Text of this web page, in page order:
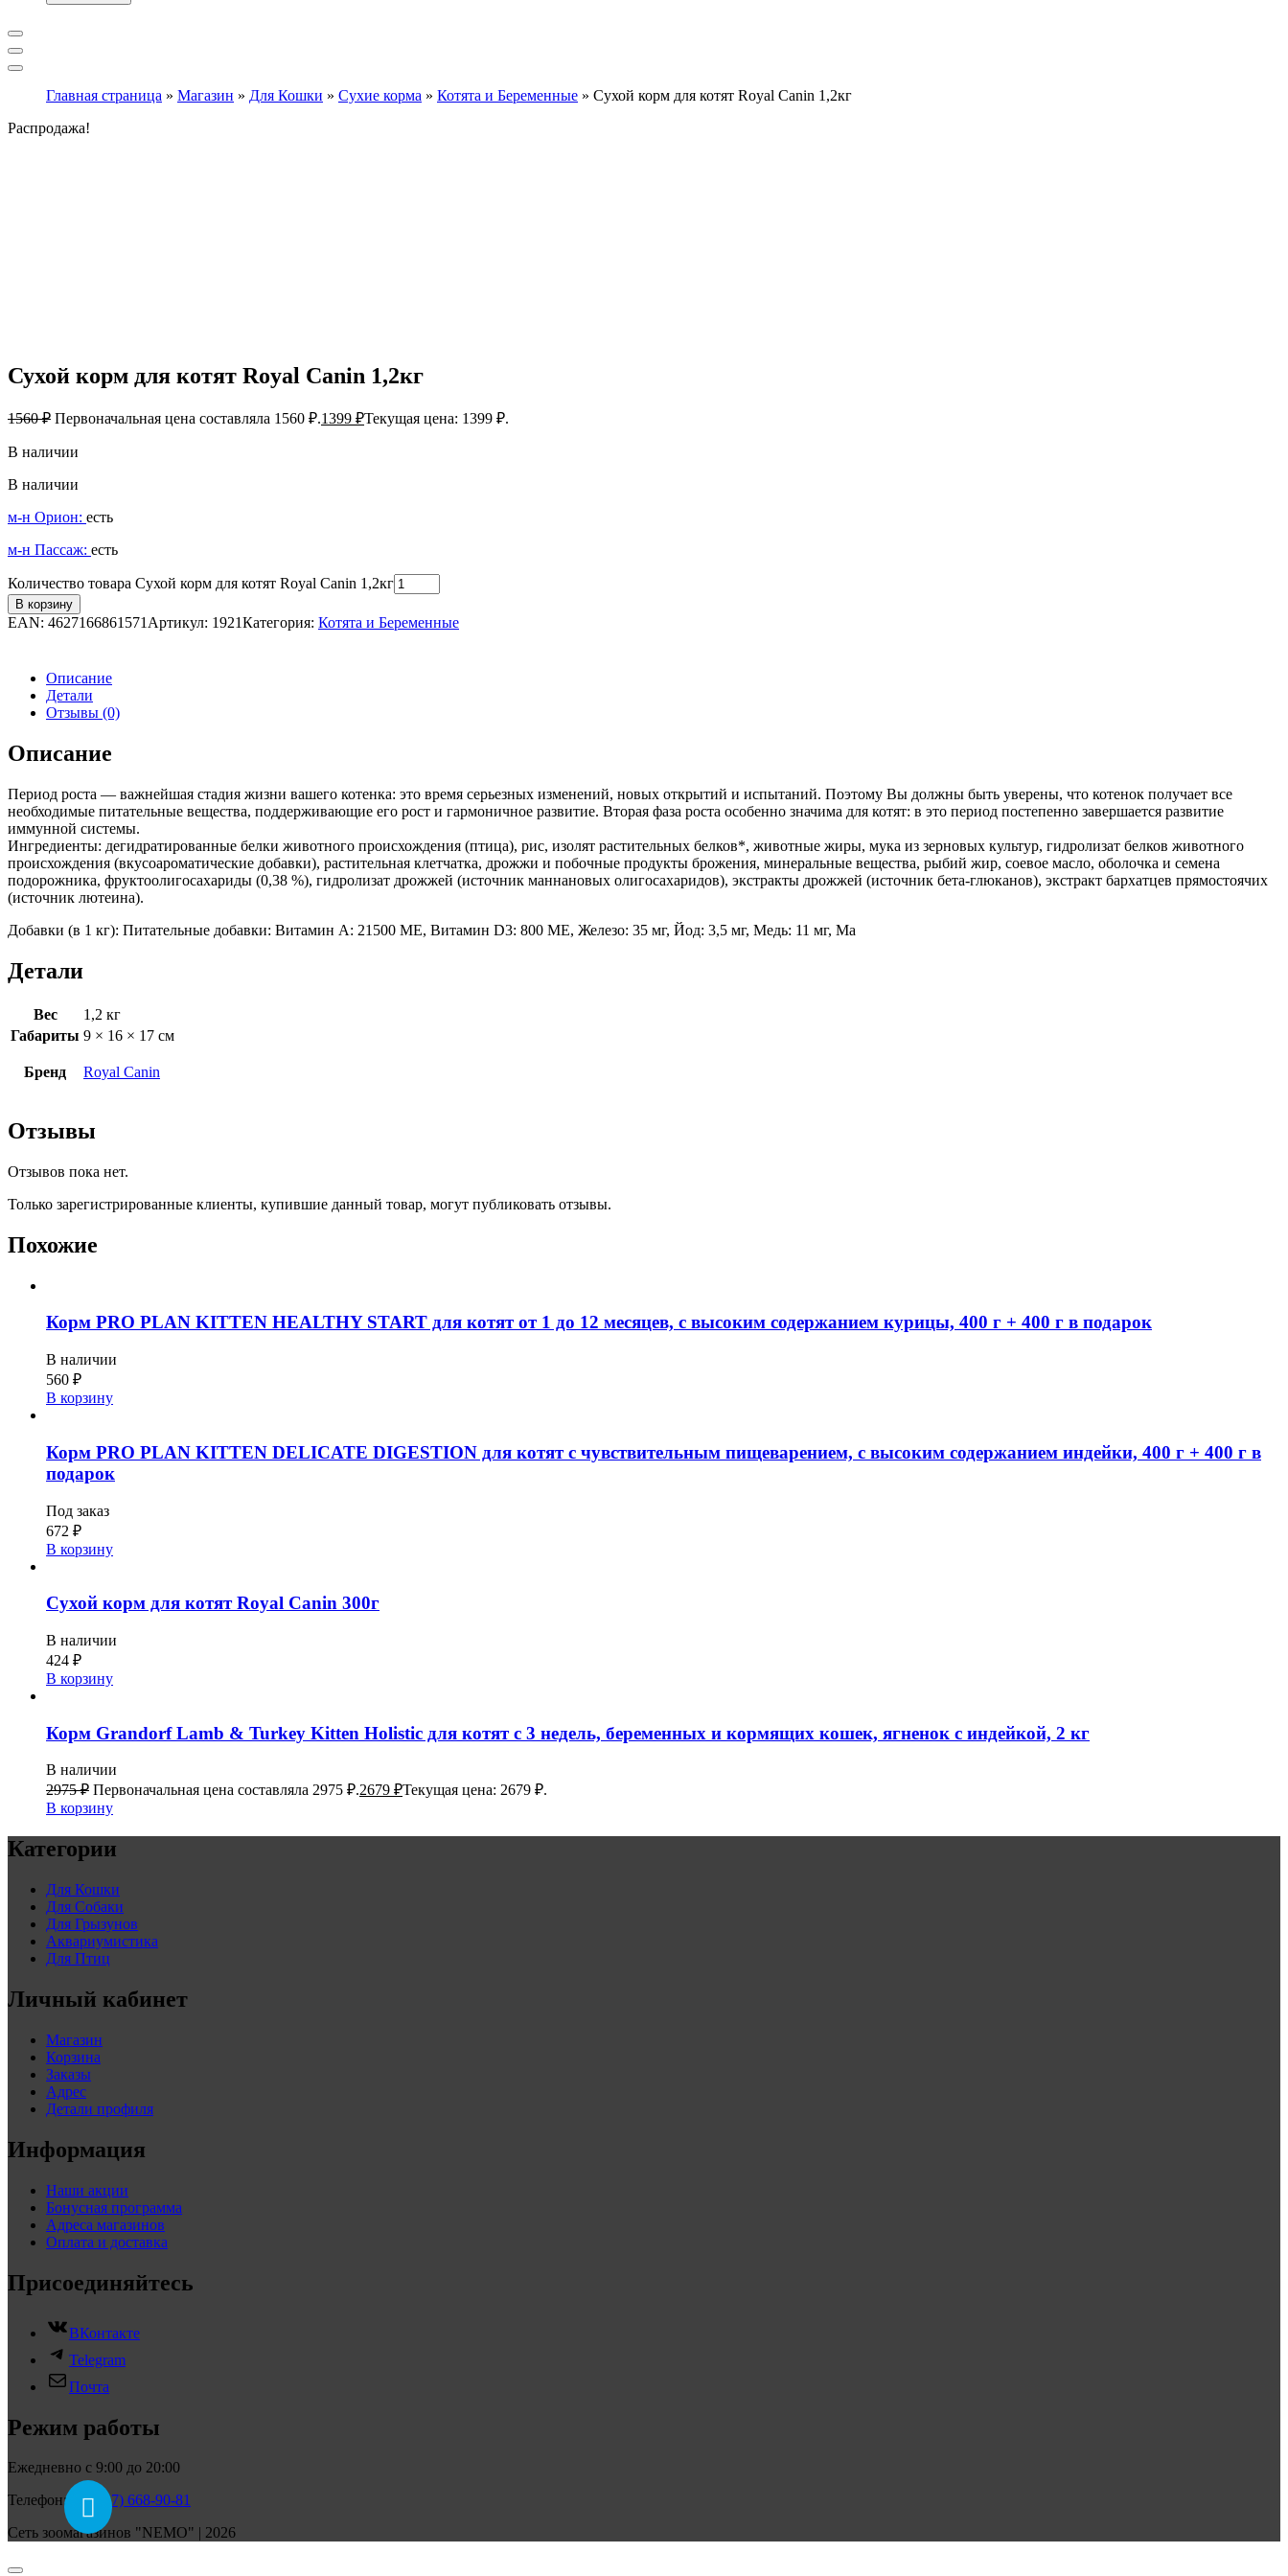
Главная страница » Магазин » Для Кошки » Сухие корма » Котята и Беременные » Сухой корм для котят Royal Canin 1,2кг
Распродажа!
Сухой корм для котят Royal Canin 1,2кг
1560₽ Первоначальная цена составляла 1560 ₽.1399 ₽Текущая цена: 1399 ₽.
В наличии
В наличии
м-н Орион: есть
м-н Пассаж: есть
Количество товара Сухой корм для котят Royal Canin 1,2кг
В корзину
EAN: 4627166861571Артикул: 1921Категория: Котята и Беременные
Описание
Детали
Отзывы (0)
Описание
Период роста — важнейшая стадия жизни вашего котенка: это время серьезных изменений, новых открытий и испытаний. Поэтому Вы должны быть уверены, что котенок получает все
необходимые питательные вещества, поддерживающие его рост и гармоничное развитие. Вторая фаза роста особенно значима для котят: в это период постепенно завершается развитие
иммунной системы.
Ингредиенты: дегидратированные белки животного происхождения (птица), рис, изолят растительных белков*, животные жиры, мука из зерновых культур, гидролизат белков животного
происхождения (вкусоароматические добавки), растительная клетчатка, дрожжи и побочные продукты брожения, минеральные вещества, рыбий жир, соевое масло, оболочка и семена
подорожника, фруктоолигосахариды (0,38 %), гидролизат дрожжей (источник мaннановых олигосахаридов), экстракты дрожжей (источник бета-глюканов), экстракт бархатцев прямостоячих
(источник лютеина).
Добавки (в 1 кг): Питательные добавки: Витамин A: 21500 ME, Витамин D3: 800 ME, Железо: 35 мг, Йод: 3,5 мг, Медь: 11 мг, Ма
Детали
Вес
1,2 кг
Габариты 9 × 16 × 17 см
Бренд Royal Canin
Отзывы
Отзывов пока нет.
Только зарегистрированные клиенты, купившие данный товар, могут публиковать отзывы.
Похожие
Корм PRO PLAN KITTEN HEALTHY START для котят от 1 до 12 месяцев, с высоким содержанием курицы, 400 г + 400 г в подарок
В наличии
560 ₽
В корзину
Корм PRO PLAN KITTEN DELICATE DIGESTION для котят с чувствительным пищеварением, с высоким содержанием индейки, 400 г + 400 г в
подарок
Под заказ
672 ₽
В корзину
Сухой корм для котят Royal Canin 300г
В наличии
424 ₽
В корзину
Корм Grandorf Lamb & Turkey Kitten Holistic для котят с 3 недель, беременных и кормящих кошек, ягненок с индейкой, 2 кг
В наличии
2975₽ Первоначальная цена составляла 2975 ₽.2679 ₽Текущая цена: 2679 ₽.
В корзину
Категории
Для Кошки
Для Собаки
Для Грызунов
Аквариумистика
Для Птиц
Личный кабинет
Магазин
Корзина
Заказы
Адрес
Детали профиля
Информация
Наши акции
Бонусная программа
Адреса магазинов
Оплата и доставка
Присоединяйтесь
ВКонтакте
Telegram
Почта
Режим работы
Ежедневно с 9:00 до 20:00
Телефон:
+7 (927) 668-90-81
Сеть зоомагазинов "NEMO" | 2026